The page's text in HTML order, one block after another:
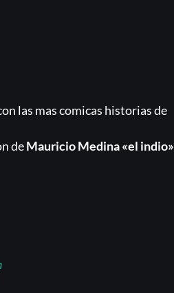
las mas comicas historias de
deMauricio Medina «el indio»